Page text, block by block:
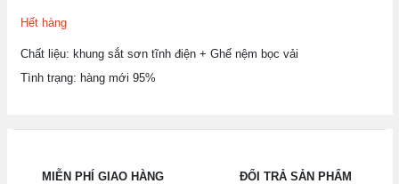
Hết hàng
Chất liệu: khung sắt sơn tĩnh điện + Ghế nệm bọc vải
Tình trạng: hàng mới 95%
MIỄN PHÍ GIAO HÀNG ĐỔI TRẢ SẢN PHẨM